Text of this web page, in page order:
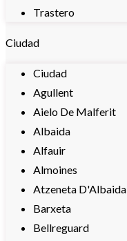
Trastero
Ciudad
Ciudad
Agullent
Aielo De Malferit
Albaida
Alfauir
Almoines
Atzeneta D'Albaida
Barxeta
Bellreguard